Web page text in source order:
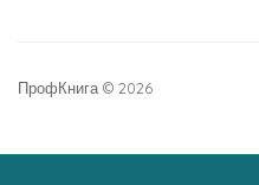
ПрофКнига © 2026